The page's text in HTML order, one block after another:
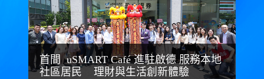
首間 uSMART Café 進駐啟德 服務本地
社區居民 理財與生活創新體驗